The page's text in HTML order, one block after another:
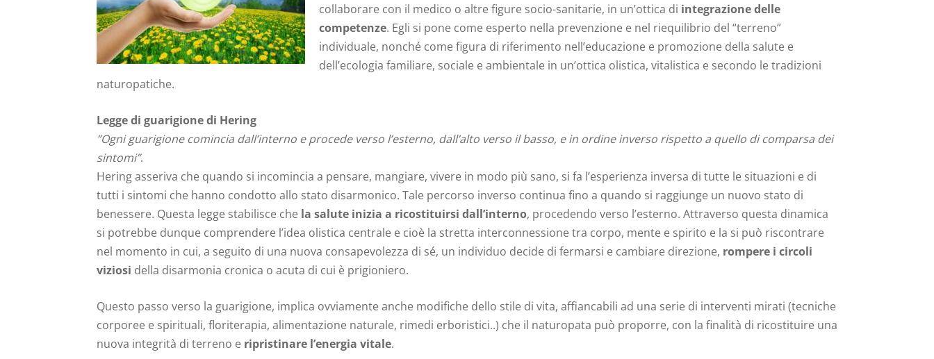
collaborare con il medico o altre figure socio-sanitarie, in un’ottica di integrazione delle
competenze. Egli si pone come esperto nella prevenzione e nel riequilibrio del “terreno”
individuale, nonché come figura di riferimento nell’educazione e promozione della salute e
dell’ecologia familiare, sociale e ambientale in un’ottica olistica, vitalistica e secondo le tradizioni
naturopatiche.
Legge di guarigione di Hering
”Ogni guarigione comincia dall’interno e procede verso l’esterno, dall’alto verso il basso, e in ordine inverso rispetto a quello di comparsa dei
sintomi”.
Hering asseriva che quando si incomincia a pensare, mangiare, vivere in modo più sano, si fa l’esperienza inversa di tutte le situazioni e di
tutti i sintomi che hanno condotto allo stato disarmonico. Tale percorso inverso continua fino a quando si raggiunge un nuovo stato di
benessere. Questa legge stabilisce che la salute inizia a ricostituirsi dall’interno, procedendo verso l’esterno. Attraverso questa dinamica
si potrebbe dunque comprendere l’idea olistica centrale e cioè la stretta interconnessione tra corpo, mente e spirito e la si può riscontrare
nel momento in cui, a seguito di una nuova consapevolezza di sé, un individuo decide di fermarsi e cambiare direzione, rompere i circoli
viziosi della disarmonia cronica o acuta di cui è prigioniero.
Questo passo verso la guarigione, implica ovviamente anche modifiche dello stile di vita, affiancabili ad una serie di interventi mirati (tecniche
corporee e spirituali, floriterapia, alimentazione naturale, rimedi erboristici..) che il naturopata può proporre, con la finalità di ricostituire una
nuova integrità di terreno e ripristinare l’energia vitale.